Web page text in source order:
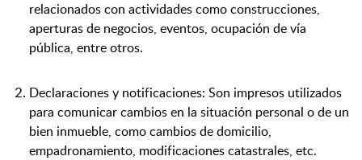
relacionados con actividades como construcciones,
aperturas de negocios, eventos, ocupación de vía
pública, entre otros.
Declaraciones y notificaciones: Son impresos utilizados
para comunicar cambios en la situación personal o de un
bien inmueble, como cambios de domicilio,
empadronamiento, modificaciones catastrales, etc.